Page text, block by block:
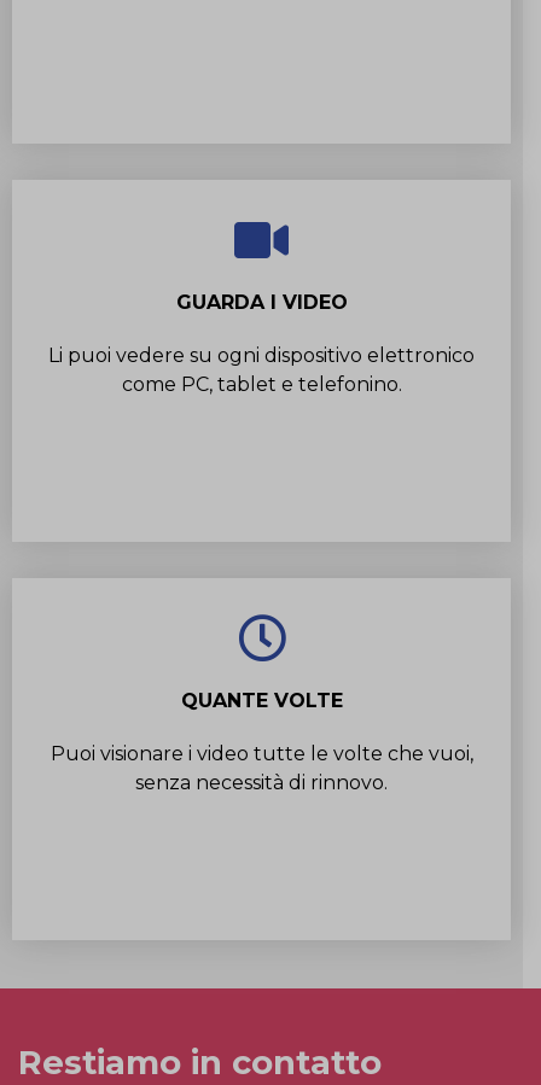
GUARDA I VIDEO
Li puoi vedere su ogni dispositivo elettronico
come PC, tablet e telefonino.
QUANTE VOLTE
Puoi visionare i video tutte le volte che vuoi,
senza necessità di rinnovo.
Restiamo in contatto